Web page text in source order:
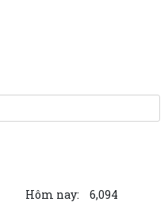
dịch vụ với cá nhân thực hiện
hương, thắp nến tri ân các
sĩ
ký đất đai, cấp Giấy chứng